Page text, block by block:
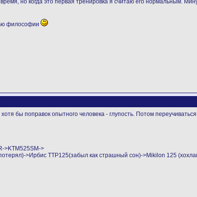
но когда это первая тренировка я считаю его нормальным.
философии
бы поправок опытного человека - глупость. Потом
>KTM525SM->
>Ирбис ТТР125(забыл как страшный сон)->Mikilon 125